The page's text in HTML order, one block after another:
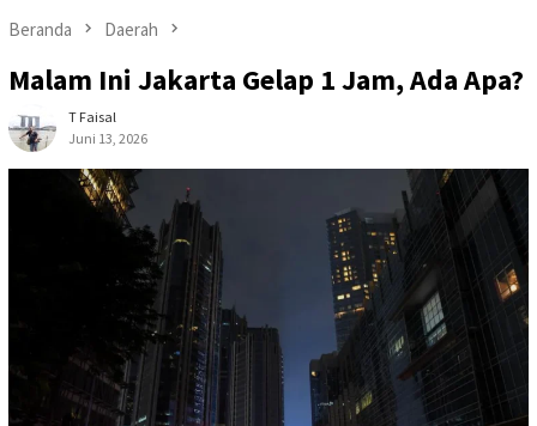
Beranda Daerah
Malam Ini Jakarta Gelap 1 Jam, Ada Apa?
T Faisal
Juni 13, 2026